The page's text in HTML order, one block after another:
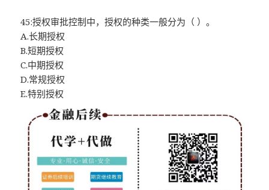
45:授权审批控制中，授权的种类一般分为（ ）。
A.长期授权
B.短期授权
C.中期授权
D.常规授权
E.特别授权